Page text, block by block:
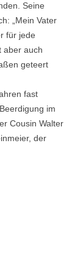
Seine
„Mein Vater
für jede
aber auch
geteert
fast
im
Cousin Walter
der